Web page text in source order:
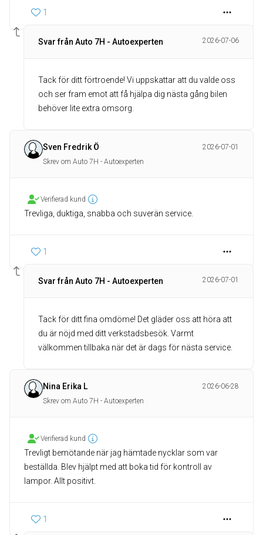
1
Svar från Auto 7H - Autoexperten 2026-07-06
Tack för ditt förtroende! Vi uppskattar att du valde oss
och ser fram emot att få hjälpa dig nästa gång bilen
behöver lite extra omsorg.
Sven Fredrik Ö
2026-07-01
Skrev om Auto 7H - Autoexperten
Verifierad kund
Trevliga, duktiga, snabba och suverän service.
1
Svar från Auto 7H - Autoexperten 2026-07-01
Tack för ditt fina omdöme! Det gläder oss att höra att
du är nöjd med ditt verkstadsbesök. Varmt
välkommen tillbaka när det är dags för nästa service.
Nina Erika L
2026-06-28
Skrev om Auto 7H - Autoexperten
Verifierad kund
Trevligt bemötande när jag hämtade nycklar som var
beställda. Blev hjälpt med att boka tid för kontroll av
lampor. Allt positivt.
1